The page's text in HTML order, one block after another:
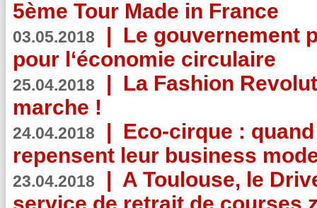
5ème Tour Made in France
03.05.2018 | Le gouvernement
pour l‘économie circulaire
25.04.2018 | La Fashion
marche !
24.04.2018 | Eco-cirque :
repensent leur business
23.04.2018 | A Toulouse, le